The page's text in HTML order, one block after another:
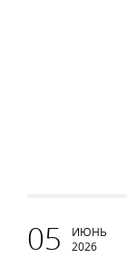
05
ИЮНЬ
2026